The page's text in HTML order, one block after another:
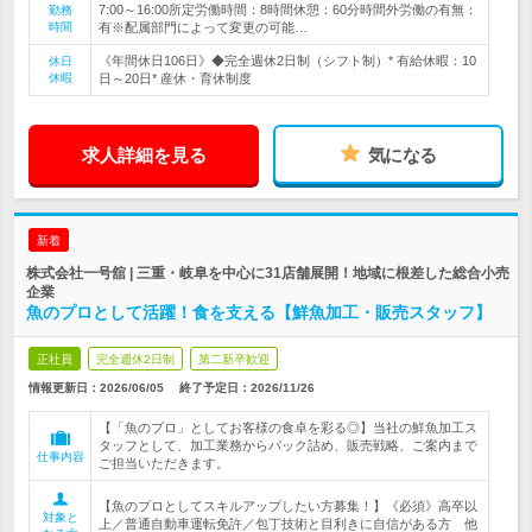
勤務
時間
7:00～16:00所定労働時間：8時間休憩：60分時間外労働の有無：
有※配属部門によって変更の可能…
休日
休暇
《年間休日106日》◆完全週休2日制（シフト制）* 有給休暇：10
日～20日* 産休・育休制度
求人詳細を見る 気になる
新着
株式会社一号舘 | 三重・岐阜を中心に31店舗展開！地域に根差した総合小売
企業
魚のプロとして活躍！食を支える【鮮魚加工・販売スタッフ】
正社員 完全週休2日制 第二新卒歓迎
情報更新日：2026/06/05 終了予定日： 2026/11/26
仕事内容
【「魚のプロ」としてお客様の食卓を彩る◎】当社の鮮魚加工ス
タッフとして、加工業務からパック詰め、販売戦略、ご案内まで
ご担当いただきます。
対象と
【魚のプロとしてスキルアップしたい方募集！】《必須》高卒以
上／普通自動車運転免許／包丁技術と目利きに自信がある方 他